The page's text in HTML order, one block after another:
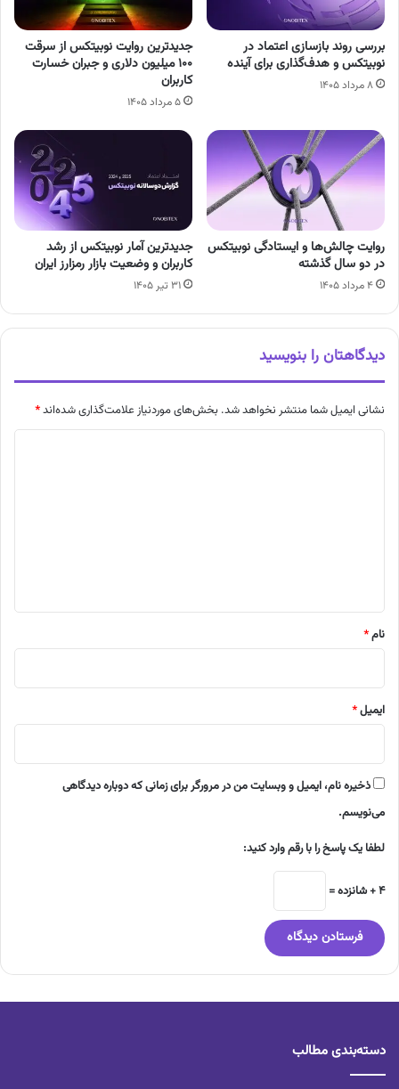
بررسی روند بازسازی اعتماد در
نوبیتکس و هدف‌گذاری برای آینده
۸ مرداد ۱۴۰۵
جدیدترین روایت نوبیتکس از سرقت
۱۰۰ میلیون دلاری و جبران خسارت
کاربران
۵ مرداد ۱۴۰۵
روایت چالش‌ها و ایستادگی نوبیتکس
در دو سال گذشته
۴ مرداد ۱۴۰۵
جدیدترین آمار نوبیتکس از رشد
کاربران و وضعیت بازار رمزارز ایران
۳۱ تیر ۱۴۰۵
دیدگاهتان را بنویسید
نشانی ایمیل شما منتشر نخواهد شد. بخش‌های موردنیاز علامت‌گذاری شده‌اند*
نام*
ایمیل*
ذخیره نام، ایمیل و وبسایت من در مرورگر برای زمانی که دوباره دیدگاهی
می‌نویسم.
لطفا یک پاسخ را با رقم وارد کنید:
4 + شانزده =
دسته‌بندی مطالب